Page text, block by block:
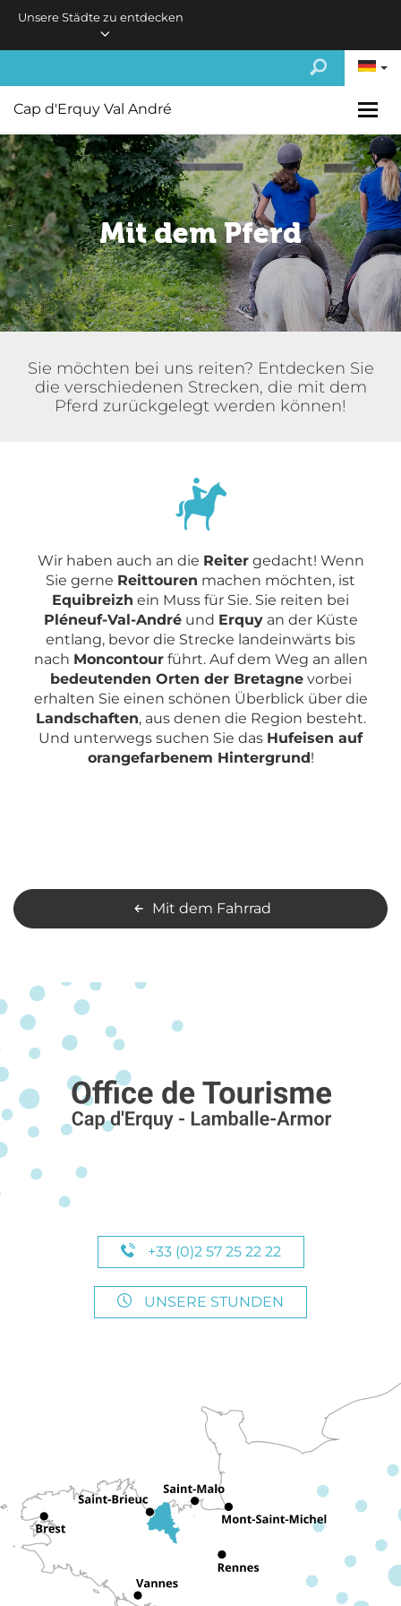
Skip to main content
Unsere Städte zu entdecken
Cap d'Erquy Val André
Mit dem Pferd
Sie möchten bei uns reiten? Entdecken Sie
die verschiedenen Strecken, die mit dem
Pferd zurückgelegt werden können!
Wir haben auch an die Reitergedacht! Wenn
Sie gerne Reittouren machen möchten, ist
Equibreizh ein Muss für Sie. Sie reiten bei
Pléneuf-Val-Andréund Erquyan der Küste
entlang, bevor die Strecke landeinwärts bis
nach Moncontourführt. Auf dem Weg an allen
bedeutenden Orten der Bretagnevorbei
erhalten Sie einen schönen Überblick über die
Landschaften, aus denen die Region besteht.
Und unterwegs suchen Sie das Hufeisen auf
orangefarbenem Hintergrund!
Mit dem Fahrrad
+33 (0)2 57 25 22 22
UNSERE STUNDEN